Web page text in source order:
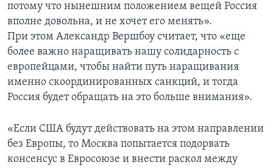
потому что нынешним положением вещей Россия
вполне довольна, и не хочет его менять».
При этом Александр Вершбоу считает, что «еще
более важно наращивать нашу солидарность с
европейцами, чтобы найти путь наращивания
именно скоординированных санкций, и тогда
Россия будет обращать на это больше внимания».
«Если США будут действовать на этом направлении
без Европы, то Москва попытается подорвать
консенсус в Евросоюзе и внести раскол между